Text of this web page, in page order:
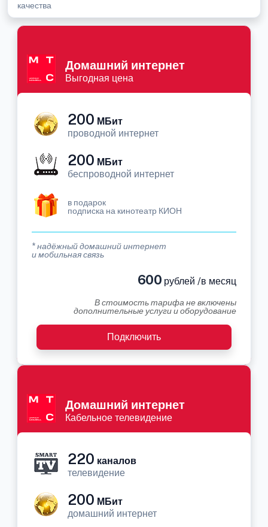
качества
Домашний интернет
Выгодная цена
200 МБит
проводной интернет
200 МБит
беспроводной интернет
в подарок
подписка на кинотеатр КИОН
* надёжный домашний интернет
и мобильная связь
600 рублей /в месяц
В стоимость тарифа не включены
дополнительные услуги и оборудование
Подключить
Домашний интернет
Кабельное телевидение
220 каналов
телевидение
200 МБит
домашний интернет